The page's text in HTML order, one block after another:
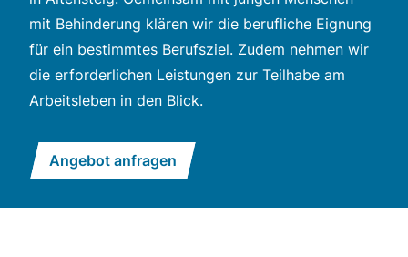
mit Behinderung klären wir die berufliche Eignung
für ein bestimmtes Berufsziel. Zudem nehmen wir
die erforderlichen Leistungen zur Teilhabe am
Arbeitsleben in den Blick.
Angebot anfragen